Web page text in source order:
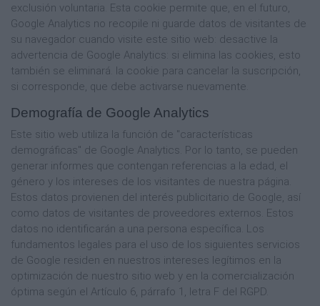
exclusión voluntaria. Esta cookie permite que, en el futuro,
Google Analytics no recopile ni guarde datos de visitantes de
su navegador cuando visite este sitio web: desactive la
advertencia de Google Analytics: si elimina las cookies, esto
también se eliminará. la cookie para cancelar la suscripción,
si corresponde, que debe activarse nuevamente.
Demografía de Google Analytics
Este sitio web utiliza la función de "características
demográficas" de Google Analytics. Por lo tanto, se pueden
generar informes que contengan referencias a la edad, el
género y los intereses de los visitantes de nuestra página.
Estos datos provienen del interés publicitario de Google, así
como datos de visitantes de proveedores externos. Estos
datos no identificarán a una persona específica. Los
fundamentos legales para el uso de los siguientes servicios
de Google residen en nuestros intereses legítimos en la
optimización de nuestro sitio web y en la comercialización
óptima según el Artículo 6, párrafo 1, letra F del RGPD.